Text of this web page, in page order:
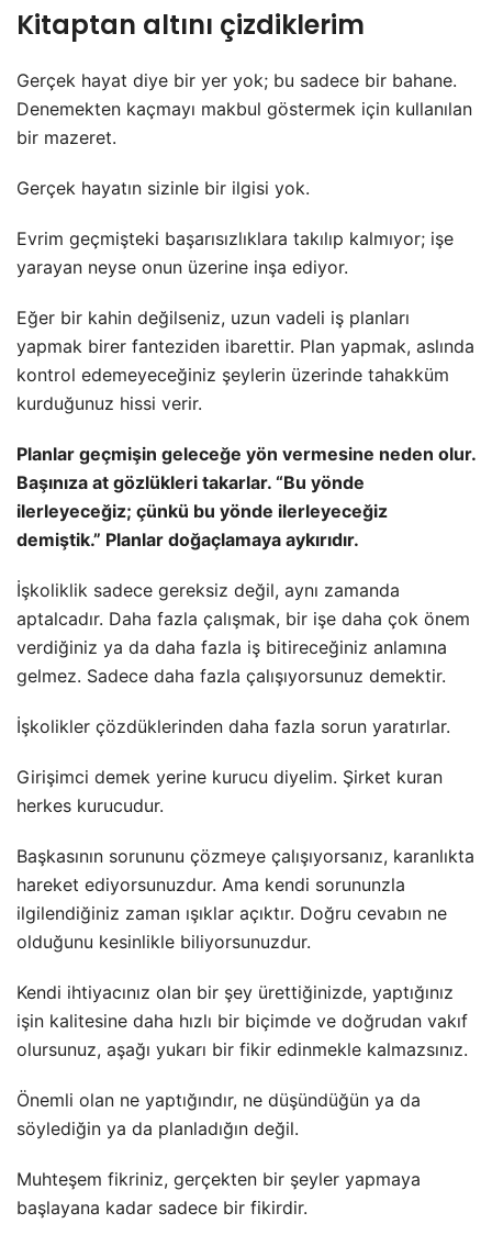
Kitaptan altını çizdiklerim
Gerçek hayat diye bir yer yok; bu sadece bir bahane.
Denemekten kaçmayı makbul göstermek için kullanılan
bir mazeret.
Gerçek hayatın sizinle bir ilgisi yok.
Evrim geçmişteki başarısızlıklara takılıp kalmıyor; işe
yarayan neyse onun üzerine inşa ediyor.
Eğer bir kahin değilseniz, uzun vadeli iş planları
yapmak birer fanteziden ibarettir. Plan yapmak, aslında
kontrol edemeyeceğiniz şeylerin üzerinde tahakküm
kurduğunuz hissi verir.
Planlar geçmişin geleceğe yön vermesine neden olur.
Başınıza at gözlükleri takarlar. “Bu yönde
ilerleyeceğiz; çünkü bu yönde ilerleyeceğiz
demiştik.” Planlar doğaçlamaya aykırıdır.
İşkoliklik sadece gereksiz değil, aynı zamanda
aptalcadır. Daha fazla çalışmak, bir işe daha çok önem
verdiğiniz ya da daha fazla iş bitireceğiniz anlamına
gelmez. Sadece daha fazla çalışıyorsunuz demektir.
İşkolikler çözdüklerinden daha fazla sorun yaratırlar.
Girişimci demek yerine kurucu diyelim. Şirket kuran
herkes kurucudur.
Başkasının sorununu çözmeye çalışıyorsanız, karanlıkta
hareket ediyorsunuzdur. Ama kendi sorununzla
ilgilendiğiniz zaman ışıklar açıktır. Doğru cevabın ne
olduğunu kesinlikle biliyorsunuzdur.
Kendi ihtiyacınız olan bir şey ürettiğinizde, yaptığınız
işin kalitesine daha hızlı bir biçimde ve doğrudan vakıf
olursunuz, aşağı yukarı bir fikir edinmekle kalmazsınız.
Önemli olan ne yaptığındır, ne düşündüğün ya da
söylediğin ya da planladığın değil.
Muhteşem fikriniz, gerçekten bir şeyler yapmaya
başlayana kadar sadece bir fikirdir.